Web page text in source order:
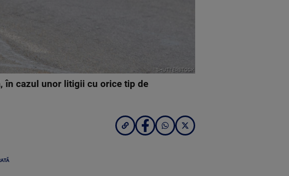
SHUTTERSTOCK
în cazul unor litigii cu orice tip de